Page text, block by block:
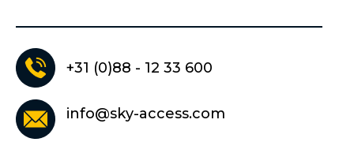
+31 (0)88 - 12 33 600
info@sky-access.com